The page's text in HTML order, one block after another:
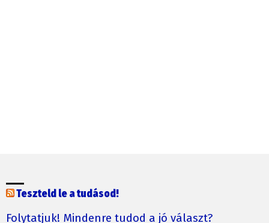
Teszteld le a tudásod!
Folytatjuk! Mindenre tudod a jó választ?